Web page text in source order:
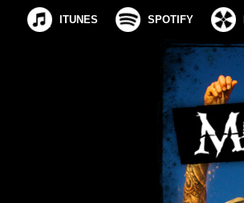
ITUNES SPOTIFY